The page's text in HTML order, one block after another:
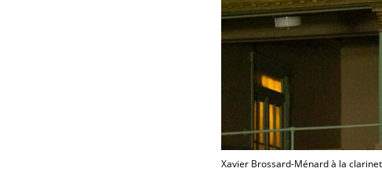
Xavier Brossard-Ménard à la